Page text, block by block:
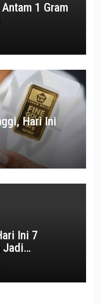
1 Gram
Hari Ini
Ini 7
Jadi